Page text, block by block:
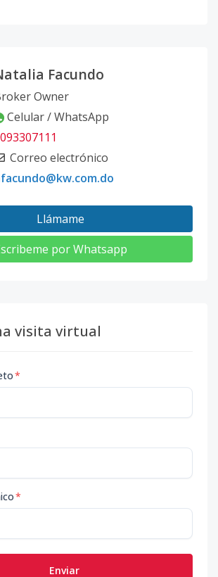
Facundo
Owner
Celular / WhatsApp
Correo electrónico
Llámame
por Whatsapp
visita virtual
*
*
Enviar